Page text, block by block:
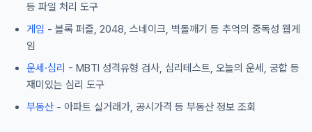
등 파일 처리 도구
게임 - 블록 퍼즐, 2048, 스네이크, 벽돌깨기 등 추억의 중독성 웹게
임
운세·심리 - MBTI 성격유형 검사, 심리테스트, 오늘의 운세, 궁합 등
재미있는 심리 도구
부동산 - 아파트 실거래가, 공시가격 등 부동산 정보 조회